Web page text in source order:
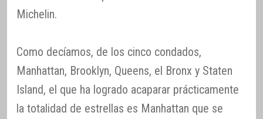
Michelin.
Como decíamos, de los cinco condados,
Manhattan, Brooklyn, Queens, el Bronx y Staten
Island, el que ha logrado acaparar prácticamente
la totalidad de estrellas es Manhattan que se